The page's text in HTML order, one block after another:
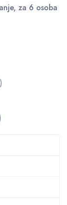
za 6 osoba